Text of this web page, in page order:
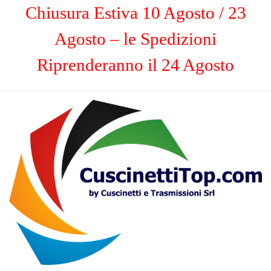
Chiusura Estiva 10 Agosto / 23
Agosto – le Spedizioni
Riprenderanno il 24 Agosto